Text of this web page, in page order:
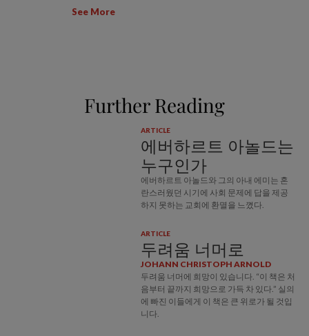
See More
Further Reading
ARTICLE
에버하르트 아놀드는
누구인가
에버하르트 아놀드와 그의 아내 에미는 혼
란스러웠던 시기에 사회 문제에 답을 제공
하지 못하는 교회에 환멸을 느꼈다.
ARTICLE
두려움 너머로
JOHANN CHRISTOPH ARNOLD
두려움 너머에 희망이 있습니다. “이 책은 처
음부터 끝까지 희망으로 가득 차 있다.” 실의
에 빠진 이들에게 이 책은 큰 위로가 될 것입
니다.